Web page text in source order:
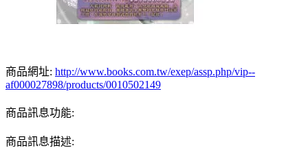
商品網址: http://www.books.com.tw/exep/assp.php/vip--
af000027898/products/0010502149
商品訊息功能:
商品訊息描述: